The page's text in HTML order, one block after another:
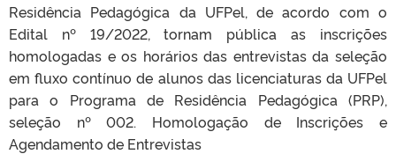
Residência Pedagógica da UFPel, de acordo com o
Edital nº 19/2022, tornam pública as inscrições
homologadas e os horários das entrevistas da seleção
em fluxo contínuo de alunos das licenciaturas da UFPel
para o Programa de Residência Pedagógica (PRP),
seleção nº 002. Homologação de Inscrições e
Agendamento de Entrevistas